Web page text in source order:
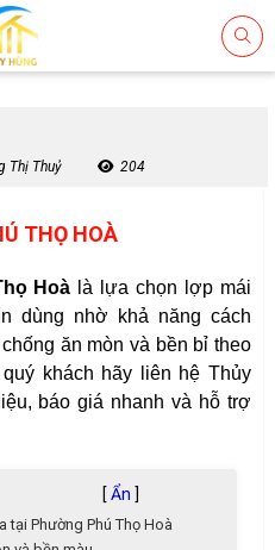
Thị Thuỷ 204
THỌ HOÀ
Hoà là lựa chọn lợp mái
dùng nhờ khả năng cách
ăn mòn và bền bỉ theo
khách hãy liên hệ Thủy
báo giá nhanh và hỗ trợ
[ Ẩn ]
tại Phường Phú Thọ Hoà